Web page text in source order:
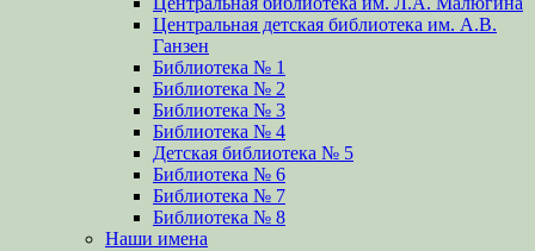
Центральная детская библиотека им. А.В.
Ганзен
Библиотека № 1
Библиотека № 2
Библиотека № 3
Библиотека № 4
Детская библиотека № 5
Библиотека № 6
Библиотека № 7
Библиотека № 8
Наши имена